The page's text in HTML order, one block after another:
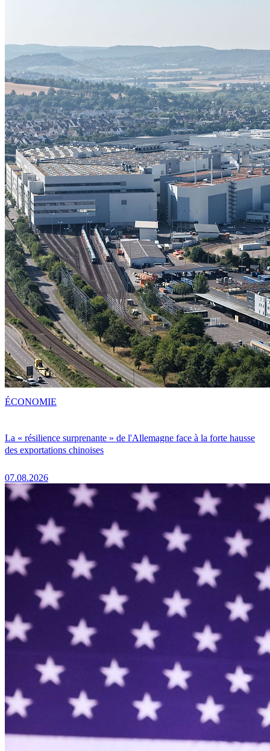
La « résilience surprenante » de l'Allemagne face à la forte hausse
des exportations chinoises
07.08.2026
ÉCONOMIE